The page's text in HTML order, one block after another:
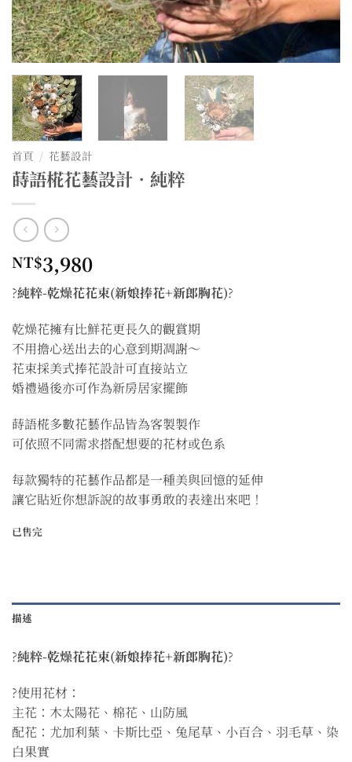
首頁 / 花藝設計
蒔語椛花藝設計•純粹
NT$3,980
?純粹-乾燥花花束(新娘捧花+新郎胸花)?
乾燥花擁有比鮮花更長久的觀賞期
不用擔心送出去的心意到期凋謝～
花束採美式捧花設計可直接站立
婚禮過後亦可作為新房居家擺飾
蒔語椛多數花藝作品皆為客製製作
可依照不同需求搭配想要的花材或色系
每款獨特的花藝作品都是一種美與回憶的延伸
讓它貼近你想訴說的故事勇敢的表達出來吧！
已售完
描述
?純粹-乾燥花花束(新娘捧花+新郎胸花)?
?使用花材：
主花：木太陽花、棉花、山防風
配花：尤加利葉、卡斯比亞、兔尾草、小百合、羽毛草、染
白果實